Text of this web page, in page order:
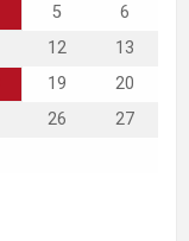
5
6
12
13
19
20
26
27